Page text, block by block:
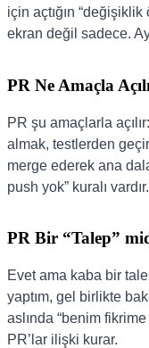
için açtığın
ekran değil sadece.
PR Ne Amaçla
PR şu amaçlarla
almak, testlerden
merge ederek ana
push yok” kuralı
PR Bir “Talep”
Evet ama kaba bir
yaptım, gel birlikte
aslında “benim
PR’lar ilişki kurar.